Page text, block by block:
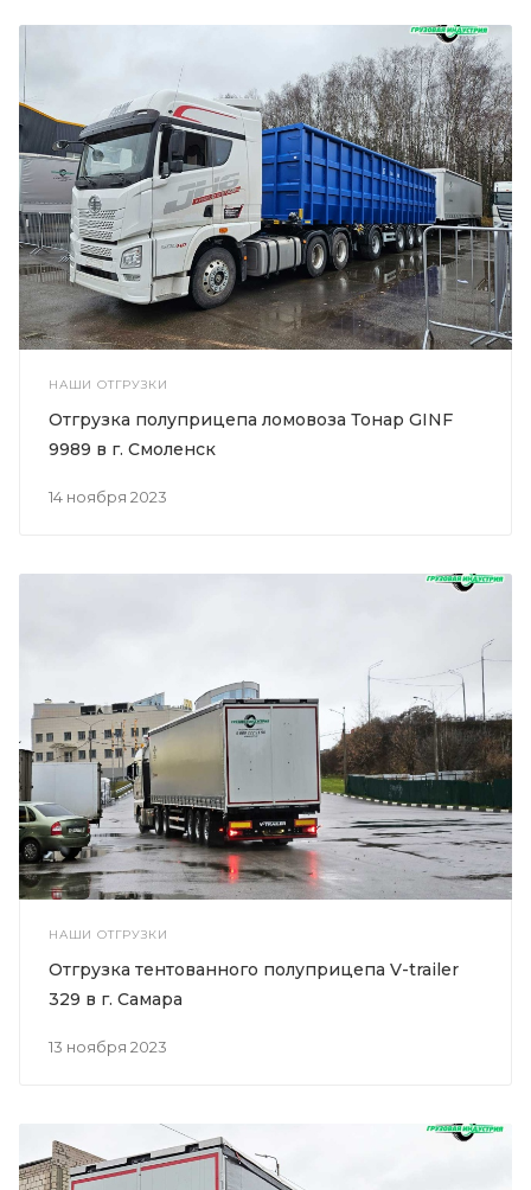
НАШИ ОТГРУЗКИ
14 ноября 2023
Отгрузка полуприцепа ломовоза Тонар GINF
9989 в г. Смоленск
НАШИ ОТГРУЗКИ
13 ноября 2023
Отгрузка тентованного полуприцепа V-trailer
329 в г. Самара